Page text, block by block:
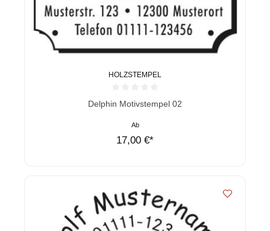
HOLZSTEMPEL
Durchschnittliche Bewertung von 0 von 5 Sternen
Delphin Motivstempel 02
Ab
17,00 €*